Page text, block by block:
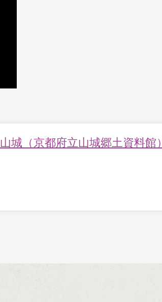
城（京都府立山城郷土資料館）